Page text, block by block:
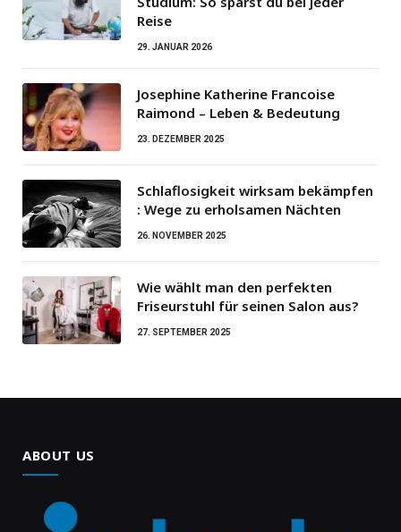
Reise
29. JANUAR 2026
Josephine Katherine Francoise
Raimond – Leben & Bedeutung
23. DEZEMBER 2025
Schlaflosigkeit wirksam bekämpfen
: Wege zu erholsamen Nächten
26. NOVEMBER 2025
Wie wählt man den perfekten
Friseurstuhl für seinen Salon aus?
27. SEPTEMBER 2025
ABOUT US